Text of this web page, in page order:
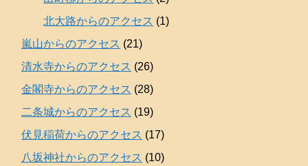
北大路からのアクセス (1)
嵐山からのアクセス (21)
清水寺からのアクセス (26)
金閣寺からのアクセス (28)
二条城からのアクセス (19)
伏見稲荷からのアクセス (17)
八坂神社からのアクセス (10)